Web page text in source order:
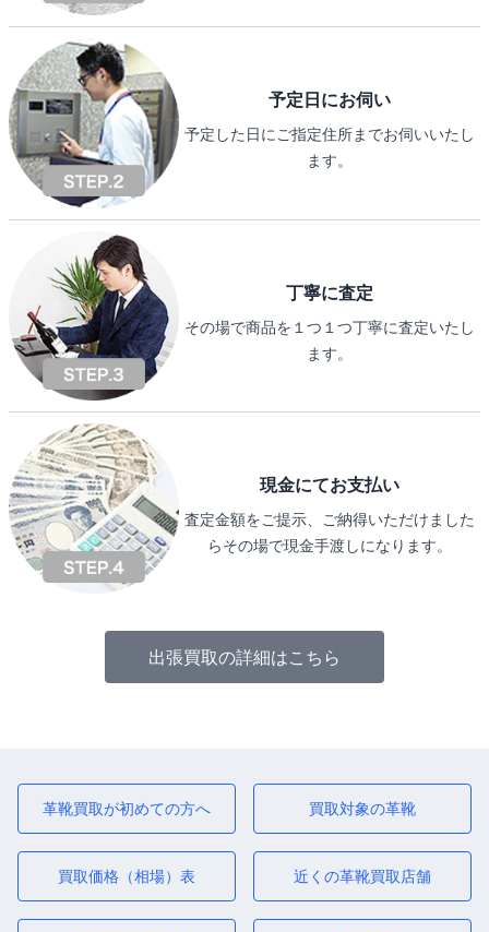
予定日にお伺い
予定した日にご指定住所までお伺いいたし
ます。
丁寧に査定
その場で商品を１つ１つ丁寧に査定いたし
ます。
現金にてお支払い
査定金額をご提示、ご納得いただけました
らその場で現金手渡しになります。
出張買取の詳細はこちら
革靴買取が初めての方へ 買取対象の革靴
買取価格（相場）表 近くの革靴買取店舗